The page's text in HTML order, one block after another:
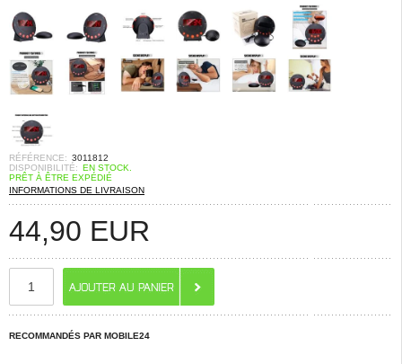
RÉFÉRENCE: 3011812
DISPONIBILITÉ: EN STOCK.
PRÊT À ÊTRE EXPÉDIÉ
INFORMATIONS DE LIVRAISON
44,90 EUR
RECOMMANDÉS PAR MOBILE24